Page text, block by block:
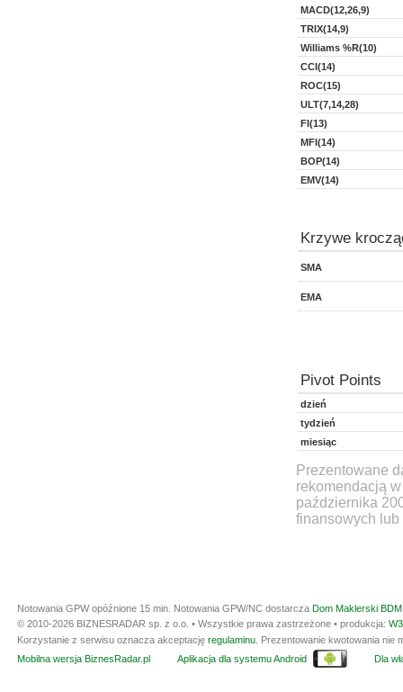
MACD(12,26,9)
TRIX(14,9)
Williams %R(10)
CCI(14)
ROC(15)
ULT(7,14,28)
FI(13)
MFI(14)
BOP(14)
EMV(14)
Krzywe
SMA
EMA
Pivot Points
dzień
tydzień
miesiąc
Prezentowane
rekomendacją
października
finansowych lub
Notowania GPW opóźnione 15 min. Notowania GPW/NC dostarcza Dom Maklerski
© 2010-2026 BIZNESRADAR sp. z o.o. • Wszystkie prawa zastrzeżone • produkcja:
Korzystanie z serwisu oznacza akceptację regulaminu . Prezentowanie kwotowania
Mobilna wersja BiznesRadar.pl
Aplikacja dla systemu Android Dla